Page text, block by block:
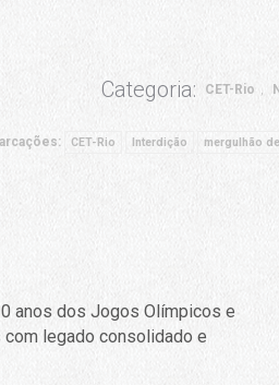
Categoria: CET-Rio
CET-Rio Interdição mergulhão
anos dos Jogos Olímpicos e
com legado consolidado e